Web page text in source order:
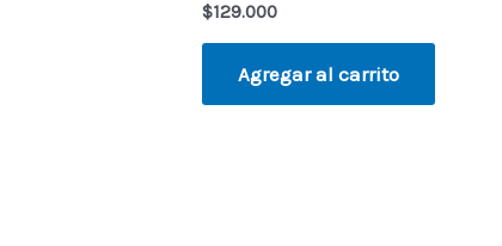
$129.000
Agregar al carrito